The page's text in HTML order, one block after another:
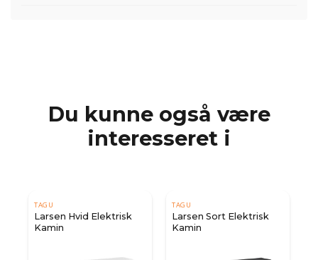
Du kunne også være
interesseret i
TAGU
Larsen Hvid Elektrisk
Kamin
TAGU
Larsen Sort Elektrisk
Kamin